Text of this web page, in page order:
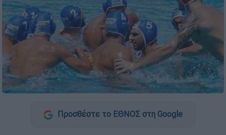
Προσθέστε το ΕΘΝΟΣ στη Google